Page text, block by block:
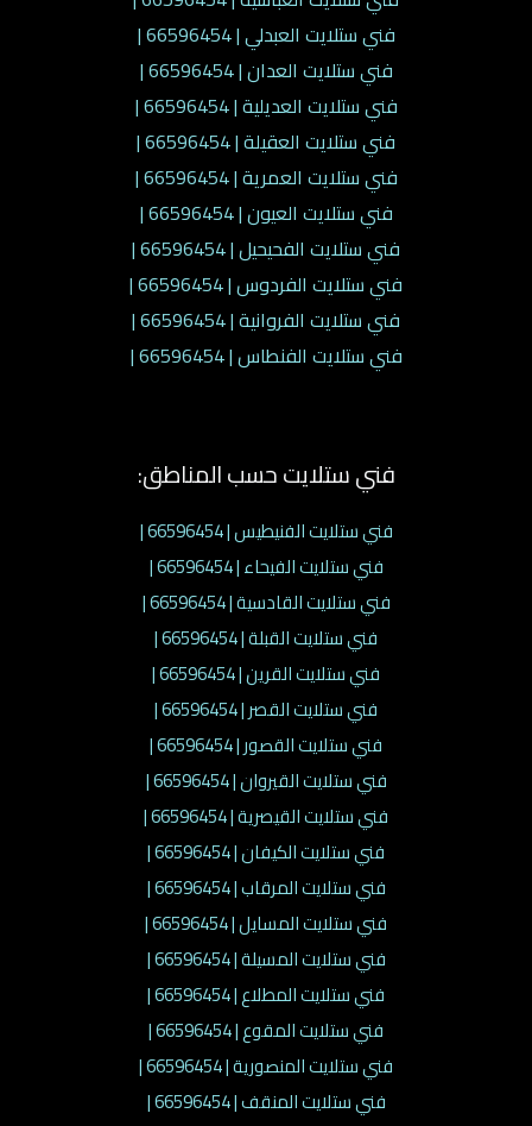
فني ستلايت العبدلي | 66596454 |
فني ستلايت العدان | 66596454 |
فني ستلايت العديلية | 66596454 |
فني ستلايت العقيلة | 66596454 |
فني ستلايت العمرية | 66596454 |
فني ستلايت العيون | 66596454 |
فني ستلايت الفحيحيل | 66596454 |
فني ستلايت الفردوس | 66596454 |
فني ستلايت الفروانية | 66596454 |
فني ستلايت الفنطاس | 66596454 |
فني ستلايت حسب المناطق:
فني ستلايت الفنيطيس | 66596454 |
فني ستلايت الفيحاء | 66596454 |
فني ستلايت القادسية | 66596454 |
فني ستلايت القبلة | 66596454 |
فني ستلايت القرين | 66596454 |
فني ستلايت القصر | 66596454 |
فني ستلايت القصور | 66596454 |
فني ستلايت القيروان | 66596454 |
فني ستلايت القيصرية | 66596454 |
فني ستلايت الكيفان | 66596454 |
فني ستلايت المرقاب | 66596454 |
فني ستلايت المسايل | 66596454 |
فني ستلايت المسيلة | 66596454 |
فني ستلايت المطلاع | 66596454 |
فني ستلايت المقوع | 66596454 |
فني ستلايت المنصورية | 66596454 |
فني ستلايت المنقف | 66596454 |